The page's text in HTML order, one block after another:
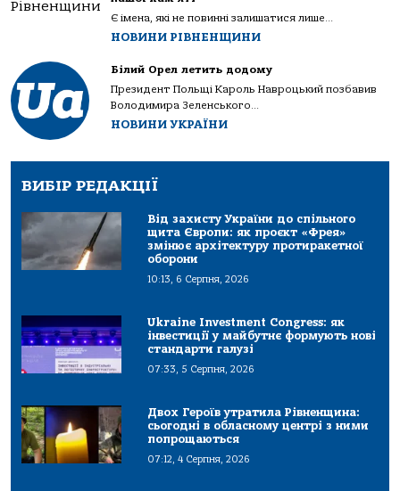
Є імена, які не повинні залишатися лише...
НОВИНИ РІВНЕНЩИНИ
Білий Орел летить додому
Президент Польщі Кароль Навроцький позбавив
Володимира Зеленського...
НОВИНИ УКРАЇНИ
ВИБІР РЕДАКЦІЇ
Від захисту України до спільного
щита Європи: як проєкт «Фрея»
змінює архітектуру протиракетної
оборони
10:13, 6 Серпня, 2026
Ukraine Investment Congress: як
інвестиції у майбутнє формують нові
стандарти галузі
07:33, 5 Серпня, 2026
Двох Героїв утратила Рівненщина:
сьогодні в обласному центрі з ними
попрощаються
07:12, 4 Серпня, 2026